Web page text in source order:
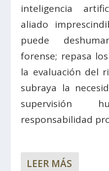
inteligencia
aliado
puede
forense; repasa
la evaluación del
subraya la
supervisión
responsabilidad
LEER MÁS